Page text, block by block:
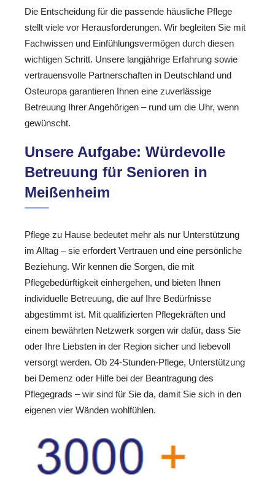
Die Entscheidung für die passende häusliche Pflege
stellt viele vor Herausforderungen. Wir begleiten Sie mit
Fachwissen und Einfühlungsvermögen durch diesen
wichtigen Schritt. Unsere langjährige Erfahrung sowie
vertrauensvolle Partnerschaften in Deutschland und
Osteuropa garantieren Ihnen eine zuverlässige
Betreuung Ihrer Angehörigen – rund um die Uhr, wenn
gewünscht.
Unsere Aufgabe: Würdevolle
Betreuung für Senioren in
Meißenheim
Pflege zu Hause bedeutet mehr als nur Unterstützung
im Alltag – sie erfordert Vertrauen und eine persönliche
Beziehung. Wir kennen die Sorgen, die mit
Pflegebedürftigkeit einhergehen, und bieten Ihnen
individuelle Betreuung, die auf Ihre Bedürfnisse
abgestimmt ist. Mit qualifizierten Pflegekräften und
einem bewährten Netzwerk sorgen wir dafür, dass Sie
oder Ihre Liebsten in der Region sicher und liebevoll
versorgt werden. Ob 24-Stunden-Pflege, Unterstützung
bei Demenz oder Hilfe bei der Beantragung des
Pflegegrads – wir sind für Sie da, damit Sie sich in den
eigenen vier Wänden wohlfühlen.